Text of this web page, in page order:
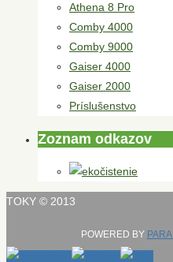
Athena 8 Pro
Comby 4000
Comby 9000
Gaiser 4000
Gaiser 2000
Príslušenstvo
Zoznam odkazov
TOKY © 2013
POWERED BY